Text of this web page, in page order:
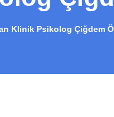
Klinik Psikolog Çiğdem